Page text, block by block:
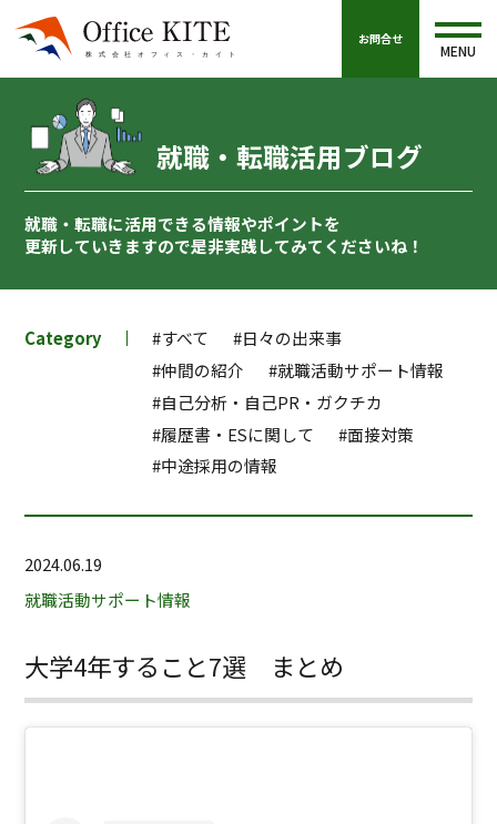
お問合せ
MENU
就職・転職活用ブログ
就職・転職に活用できる情報やポイントを
更新していきますので是非実践してみてくださいね！
Category #すべて
#日々の出来事
#仲間の紹介
#就職活動サポート情報
#自己分析・自己PR・ガクチカ
#履歴書・ESに関して
#面接対策
#中途採用の情報
2024.06.19
就職活動サポート情報
大学4年すること7選 まとめ